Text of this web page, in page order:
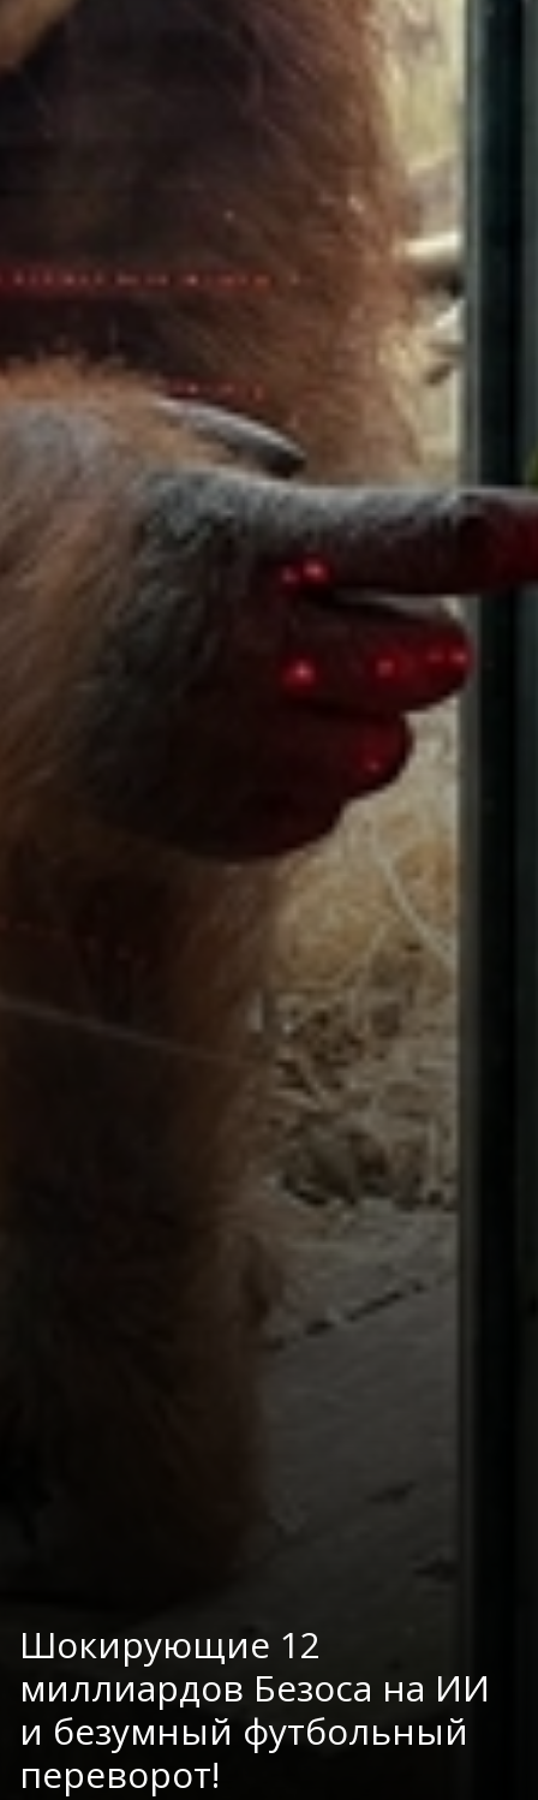
Шокирующие 12
миллиардов Безоса на ИИ
и безумный футбольный
переворот!